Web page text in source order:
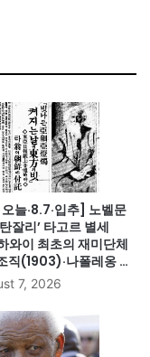
늘·8.7·입추] 노벨문
잘리’ 타고르 별세
와이 최초의 재미단체
직(1903)·나폴레옹 세
나섬 유배(1815)·英 해
무적함대 격파
화성탐사로봇 큐리오
착륙(2012)·日, 화이
서 한국 제외(2019)
7, 2026